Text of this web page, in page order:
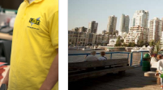
을 높혀서 학교의 명성을 쌓고자